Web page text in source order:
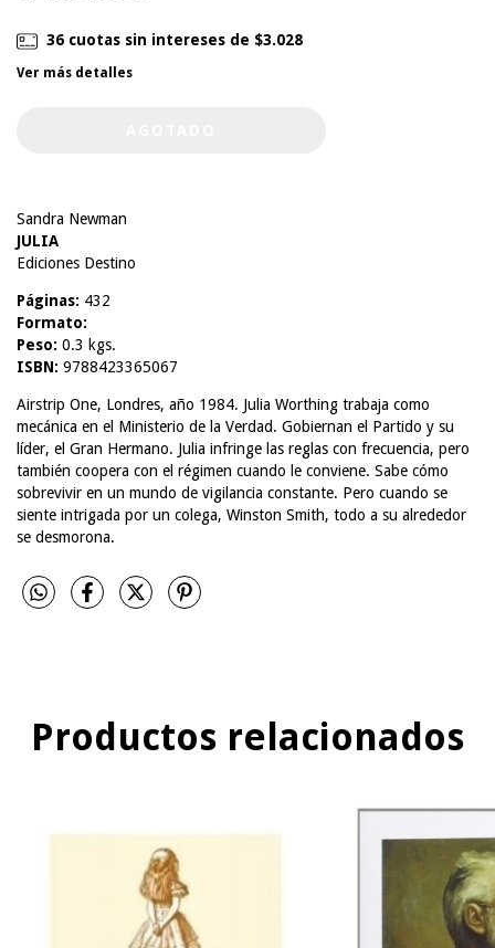
36 cuotas sin intereses de $3.028
Ver más detalles
Sandra Newman
JULIA
Ediciones Destino
Páginas: 432
Formato:
Peso: 0.3 kgs.
ISBN: 9788423365067
Airstrip One, Londres, año 1984. Julia Worthing trabaja como
mecánica en el Ministerio de la Verdad. Gobiernan el Partido y su
líder, el Gran Hermano. Julia infringe las reglas con frecuencia, pero
también coopera con el régimen cuando le conviene. Sabe cómo
sobrevivir en un mundo de vigilancia constante. Pero cuando se
siente intrigada por un colega, Winston Smith, todo a su alrededor
se desmorona.
Productos relacionados